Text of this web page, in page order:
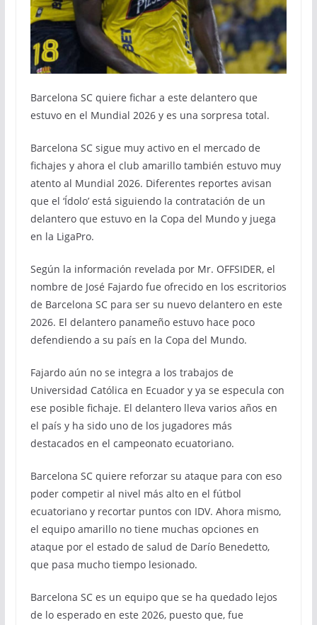
Barcelona SC quiere fichar a este delantero que
estuvo en el Mundial 2026 y es una sorpresa total.
Barcelona SC sigue muy activo en el mercado de
fichajes y ahora el club amarillo también estuvo muy
atento al Mundial 2026. Diferentes reportes avisan
que el ‘Ídolo’ está siguiendo la contratación de un
delantero que estuvo en la Copa del Mundo y juega
en la LigaPro.
Según la información revelada por Mr. OFFSIDER, el
nombre de José Fajardo fue ofrecido en los escritorios
de Barcelona SC para ser su nuevo delantero en este
2026. El delantero panameño estuvo hace poco
defendiendo a su país en la Copa del Mundo.
Fajardo aún no se integra a los trabajos de
Universidad Católica en Ecuador y ya se especula con
ese posible fichaje. El delantero lleva varios años en
el país y ha sido uno de los jugadores más
destacados en el campeonato ecuatoriano.
Barcelona SC quiere reforzar su ataque para con eso
poder competir al nivel más alto en el fútbol
ecuatoriano y recortar puntos con IDV. Ahora mismo,
el equipo amarillo no tiene muchas opciones en
ataque por el estado de salud de Darío Benedetto,
que pasa mucho tiempo lesionado.
Barcelona SC es un equipo que se ha quedado lejos
de lo esperado en este 2026, puesto que, fue